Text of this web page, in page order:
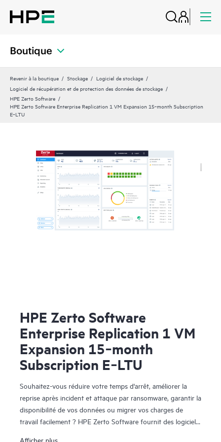
Boutique
Revenir à la boutique Stockage
Logiciel de stockage
Logiciel de récupération et de protection des données de stockage
HPE Zerto Software
HPE Zerto Software Enterprise Replication 1 VM Expansion 15‑month Subscription
E‑LTU
HPE Zerto Software
Enterprise Replication 1 VM
Expansion 15‑month
Subscription E‑LTU
Souhaitez-vous réduire votre temps d'arrêt, améliorer la
reprise après incident et attaque par ransomware, garantir la
disponibilité de vos données ou migrer vos charges de
travail facilement ? HPE Zerto Software fournit des logiciels
Afficher plus